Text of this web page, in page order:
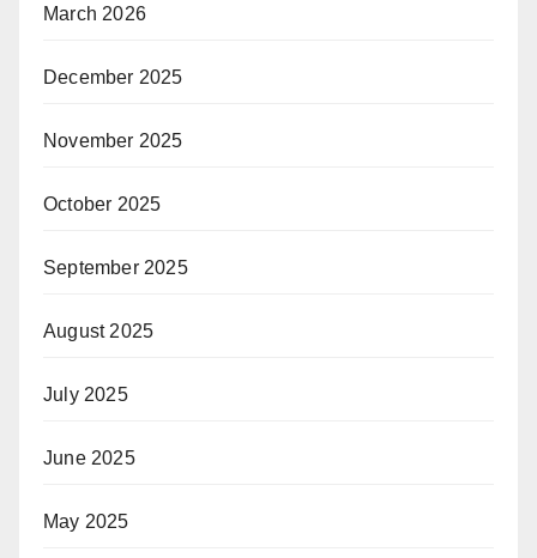
March 2026
December 2025
November 2025
October 2025
September 2025
August 2025
July 2025
June 2025
May 2025